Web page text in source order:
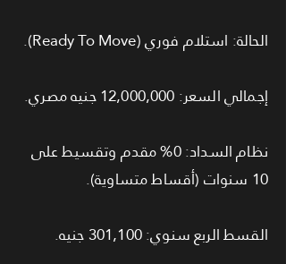
الحالة: استلام فوري (Ready To Move).
إجمالي السعر: 12,000,000 جنيه مصري.
نظام السداد: 0% مقدم وتقسيط على
10 سنوات (أقساط متساوية).
القسط الربع سنوي: 301,100 جنيه.